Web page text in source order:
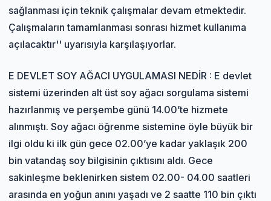
sağlanması için teknik çalışmalar devam etmektedir.
Çalışmaların tamamlanması sonrası hizmet kullanıma
açılacaktır'' uyarısıyla karşılaşıyorlar.
E DEVLET SOY AĞACI UYGULAMASI NEDİR : E devlet
sistemi üzerinden alt üst soy ağacı sorgulama sistemi
hazırlanmış ve perşembe günü 14.00’te hizmete
alınmıştı. Soy ağacı öğrenme sistemine öyle büyük bir
ilgi oldu ki ilk gün gece 02.00’ye kadar yaklaşık 200
bin vatandaş soy bilgisinin çıktısını aldı. Gece
sakinleşme beklenirken sistem 02.00- 04.00 saatleri
arasında en yoğun anını yaşadı ve 2 saatte 110 bin çıktı